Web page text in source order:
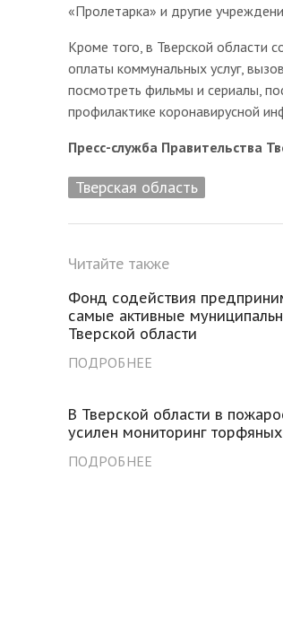
«Пролетарка» и другие
Кроме того, в Тверской области
оплаты коммунальных услуг,
посмотреть фильмы и сериалы,
профилактике коронавирусной
Пресс-служба Правительства
Тверская область
Читайте также
Фонд содействия
самые активные
Тверской области
ПОДРОБНЕЕ
В Тверской области в
усилен мониторинг
ПОДРОБНЕЕ